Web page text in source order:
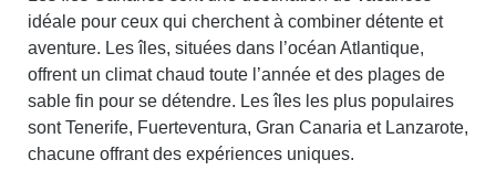
idéale pour ceux qui cherchent à combiner détente et
aventure. Les îles, situées dans l’océan Atlantique,
offrent un climat chaud toute l’année et des plages de
sable fin pour se détendre. Les îles les plus populaires
sont Tenerife, Fuerteventura, Gran Canaria et Lanzarote,
chacune offrant des expériences uniques.